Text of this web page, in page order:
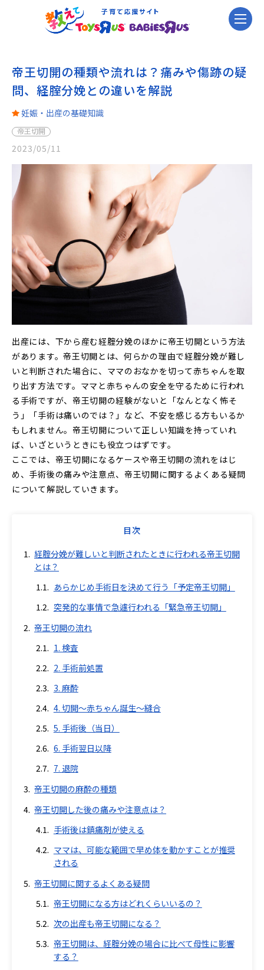
帝王切開の種類や流れは？痛みや傷跡の疑
問、経腟分娩との違いを解説
妊娠・出産の基礎知識
帝王切開
2023/05/11
出産には、下から産む経腟分娩のほかに帝王切開という方法
があります。帝王切開とは、何らかの理由で経腟分娩が難し
いと判断された場合に、ママのおなかを切って赤ちゃんを取
り出す方法です。ママと赤ちゃんの安全を守るために行われ
る手術ですが、帝王切開の経験がないと「なんとなく怖そ
う」「手術は痛いのでは？」など、不安を感じる方もいるか
もしれません。帝王切開について正しい知識を持っていれ
ば、いざというときにも役立つはずです。
ここでは、帝王切開になるケースや帝王切開の流れをはじ
め、手術後の痛みや注意点、帝王切開に関するよくある疑問
について解説していきます。
目次
経腟分娩が難しいと判断されたときに行われる帝王切開
とは？
あらかじめ手術日を決めて行う「予定帝王切開」
突発的な事情で急遽行われる「緊急帝王切開」
帝王切開の流れ
1. 検査
2. 手術前処置
3. 麻酔
4. 切開～赤ちゃん誕生～縫合
5. 手術後（当日）
6. 手術翌日以降
7. 退院
帝王切開の麻酔の種類
帝王切開した後の痛みや注意点は？
手術後は鎮痛剤が使える
ママは、可能な範囲で早め体を動かすことが推奨
される
帝王切開に関するよくある疑問
帝王切開になる方はどれくらいいるの？
次の出産も帝王切開になる？
帝王切開は、経腟分娩の場合に比べて母性に影響
する？